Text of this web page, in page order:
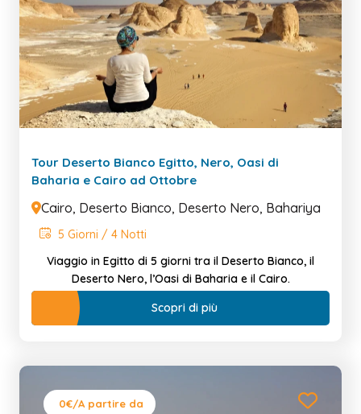
Tour Deserto Bianco Egitto, Nero, Oasi di
Baharia e Cairo ad Ottobre
Cairo, Deserto Bianco, Deserto Nero, Bahariya
5 Giorni / 4 Notti
Viaggio in Egitto di 5 giorni tra il Deserto Bianco, il
Deserto Nero, l’Oasi di Baharia e il Cairo.
Scopri di più
0€/A partire da